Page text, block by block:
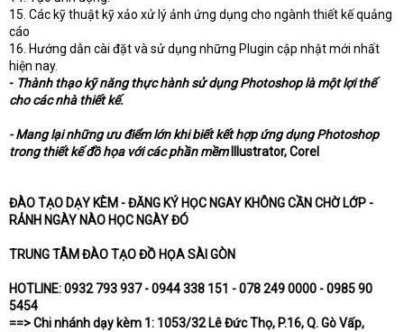
15. Các kỹ thuật kỹ xảo xử lý ảnh ứng dụng cho ngành thiết kế quảng
cáo
16. Hướng dẫn cài đặt và sử dụng những Plugin cập nhật mới nhất
hiện nay.
- Thành thạo kỹ năng thực hành sử dụng Photoshop là một lợi thế
cho các nhà thiết kế.
- Mang lại những ưu điểm lớn khi biết kết hợp ứng dụng Photoshop
trong thiết kế đồ họa với các phần mềmIllustrator, Corel
ĐÀO TẠO DẠY KÈM - ĐĂNG KÝ HỌC NGAY KHÔNG CẦN CHỜ LỚP -
RẢNH NGÀY NÀO HỌC NGÀY ĐÓ
TRUNG TÂM ĐÀO TẠO ĐỒ HỌA SÀI GÒN
HOTLINE: 0932 793 937 - 0944 338 151 - 078 249 0000 - 0985 90
5454
==> Chi nhánh dạy kèm 1: 1053/32 Lê Đức Thọ, P.16, Q. Gò Vấp,